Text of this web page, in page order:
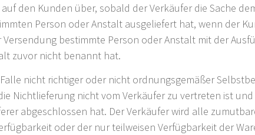
den Kunden über, sobald der Verkäufer die Sache
Person oder Anstalt ausgeliefert hat, wenn der
bestimmte Person oder Anstalt mit der
zuvor nicht benannt hat.
nicht richtiger oder nicht ordnungsgemäßer
Nichtlieferung nicht vom Verkäufer zu vertreten ist
abgeschlossen hat. Der Verkäufer wird alle
oder der nur teilweisen Verfügbarkeit der